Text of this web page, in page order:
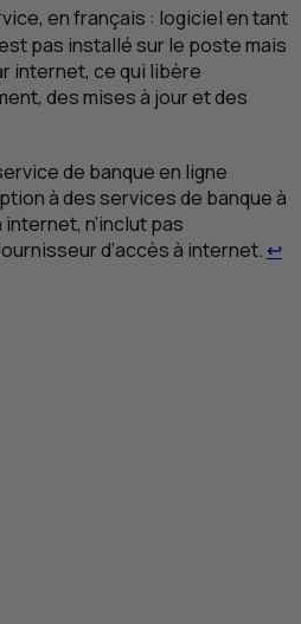
, en français : logiciel en tant
pas installé sur le poste mais
internet, ce qui libère
des mises à jour et des
renvoi 1
de banque en ligne
à des services de banque à
n’inclut pas
d’accès à internet. ↩